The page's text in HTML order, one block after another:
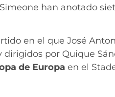
han anotado
en el que José
dirigidos por Quique
de Europa en el